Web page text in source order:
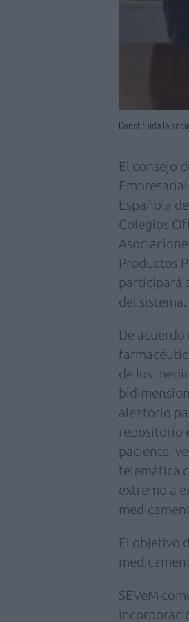
Constituida la
El consejo
Española
Colegios
Productos
participará
del sistema.
De
de los
aleatorio
repositorio
paciente,
telemática
extremo a
El objetivo
SEVeM